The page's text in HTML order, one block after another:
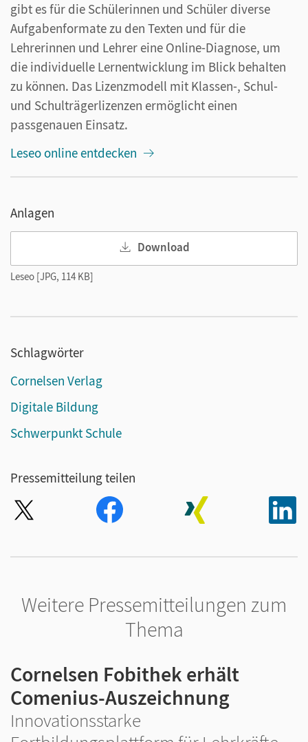
gibt es für die Schülerinnen und Schüler diverse
Aufgabenformate zu den Texten und für die
Lehrerinnen und Lehrer eine Online-Diagnose, um
die individuelle Lernentwicklung im Blick behalten
zu können. Das Lizenzmodell mit Klassen-, Schul-
und Schulträgerlizenzen ermöglicht einen
passgenauen Einsatz.
Leseo online entdecken
Anlagen
Download
Leseo [JPG, 114 KB]
Schlagwörter
Cornelsen Verlag
Digitale Bildung
Schwerpunkt Schule
Pressemitteilung teilen
Weitere Pressemitteilungen zum
Thema
Cornelsen Fobithek erhält
Comenius-Auszeichnung
Innovationsstarke